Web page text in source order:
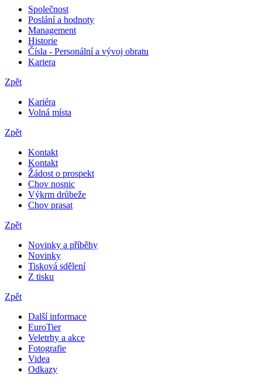
Společnost
Poslání a hodnoty
Management
Historie
Čísla - Personální a vývoj obratu
Kariera
Zpět
Kariéra
Volná místa
Zpět
Kontakt
Kontakt
Žádost o prospekt
Chov nosnic
Výkrm drůbeže
Chov prasat
Zpět
Novinky a příběhy
Novinky
Tisková sdělení
Z tisku
Zpět
Další informace
EuroTier
Veletrhy a akce
Fotografie
Videa
Odkazy